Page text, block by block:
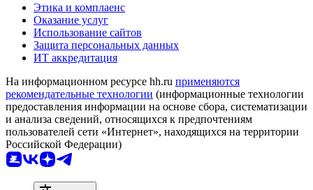
Этика и комплаенс
Оказание услуг
Использование сайтов
Защита персональных данных
ИТ аккредитация
На информационном ресурсе hh.ru применяются
рекомендательные технологии (информационные технологии
предоставления информации на основе сбора, систематизации
и анализа сведений, относящихся к предпочтениям
пользователей сети «Интернет», находящихся на территории
Российской Федерации)